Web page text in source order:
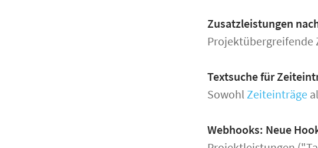
Zusatzleistungen
Projektübergreifende
Textsuche für
Sowohl Zeiteinträge
Webhooks: Neue